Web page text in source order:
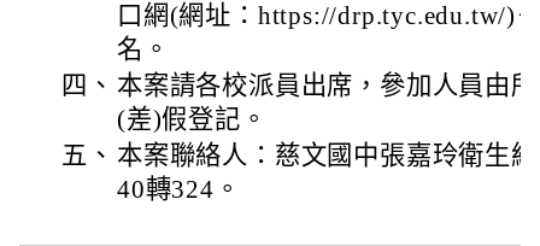
口網(網址：https://drp.tyc.edu.tw/)
名。
四、 本案請各校派員出席，參加人員由
(差)假登記。
五、 本案聯絡人：慈文國中張嘉玲衛生
40轉324。